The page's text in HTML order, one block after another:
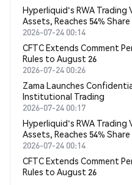
Hyperliquid's RWA Trading
Assets, Reaches 54% Share
2026-07-24 00:14
CFTC Extends Comment
Rules to August 26
2026-07-24 00:26
Zama Launches
Institutional Trading
2026-07-24 00:17
Hyperliquid's RWA Trading
Assets, Reaches 54% Share
2026-07-24 00:14
CFTC Extends Comment
Rules to August 26